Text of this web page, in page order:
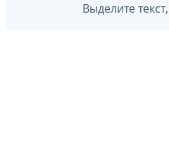
Выделите